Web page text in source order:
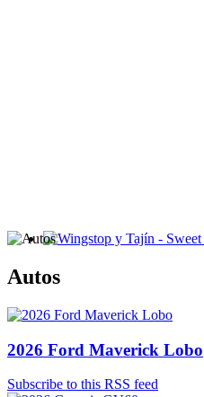
Autos
2026 Ford Maverick Lobo
Subscribe to this RSS feed